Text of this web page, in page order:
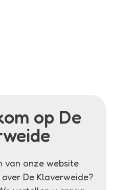
op De
van onze website
De Klaverweide?